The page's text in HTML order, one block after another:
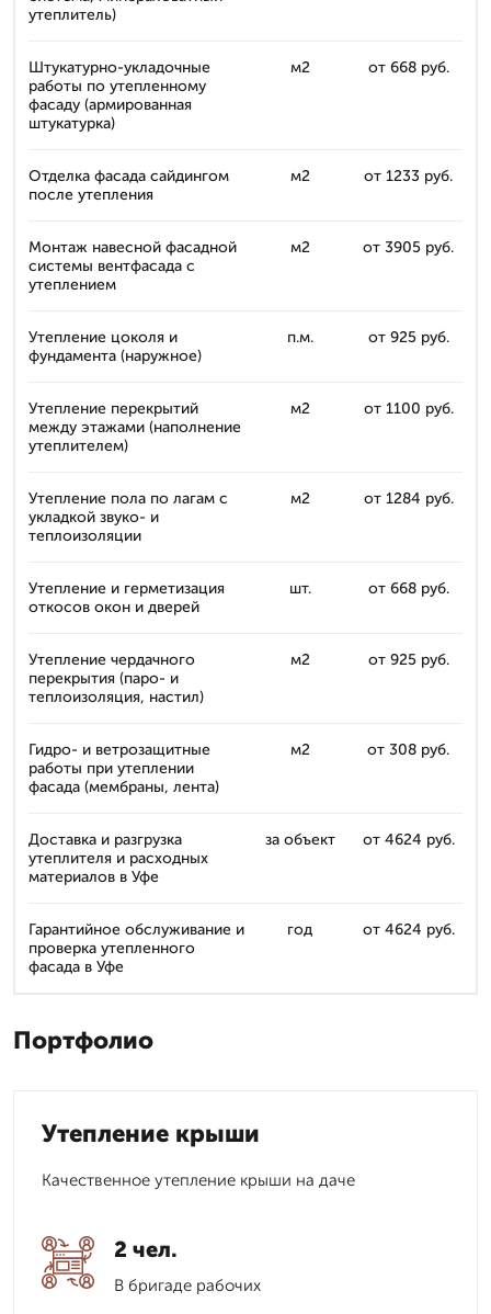
утеплитель)
Штукатурно-укладочные
работы по утепленному
фасаду (армированная
штукатурка)
м2 от 668 руб.
Отделка фасада сайдингом
после утепления
м2 от 1233 руб.
Монтаж навесной фасадной
системы вентфасада с
утеплением
м2 от 3905 руб.
Утепление цоколя и
фундамента (наружное)
п.м. от 925 руб.
Утепление перекрытий
между этажами (наполнение
утеплителем)
м2 от 1100 руб.
Утепление пола по лагам с
укладкой звуко- и
теплоизоляции
м2 от 1284 руб.
Утепление и герметизация
откосов окон и дверей
шт. от 668 руб.
Утепление чердачного
перекрытия (паро- и
теплоизоляция, настил)
м2 от 925 руб.
Гидро- и ветрозащитные
работы при утеплении
фасада (мембраны, лента)
м2 от 308 руб.
Доставка и разгрузка
утеплителя и расходных
материалов в Уфе
за объект от 4624 руб.
Гарантийное обслуживание и
проверка утепленного
фасада в Уфе
год от 4624 руб.
Портфолио
Утепление крыши
Качественное утепление крыши на даче
2 чел.
В бригаде рабочих